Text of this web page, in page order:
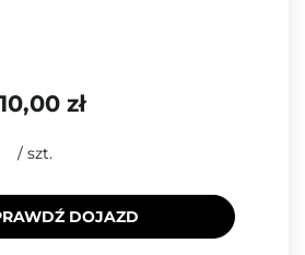
zł
/ szt.
DOJAZD